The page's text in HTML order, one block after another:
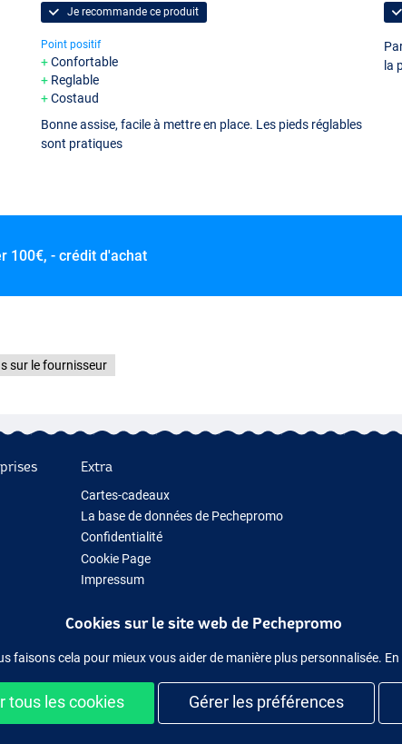
Je recommande ce produit
Point positif
Confortable
Reglable
Costaud
Bonne assise, facile à mettre en place. Les pieds réglables
sont pratiques
la
100€, - crédit d'achat
sur le fournisseur
Extra
Cartes-cadeaux
La base de données de Pechepromo
Confidentialité
Cookie Page
Impressum
Nouveau Matériel de Pêche
Cookies sur le site web de Pechepromo
faisons cela pour mieux vous aider de manière plus personnalisée. En
tous les cookies Gérer les préférences